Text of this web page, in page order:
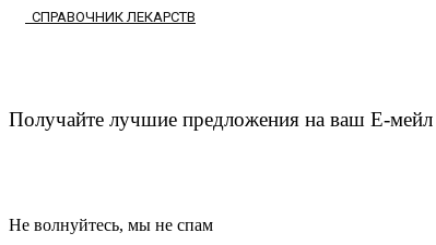
СПРАВОЧНИК ЛЕКАРСТВ
Получайте лучшие предложения на ваш Е-мейл
Не волнуйтесь, мы не спам